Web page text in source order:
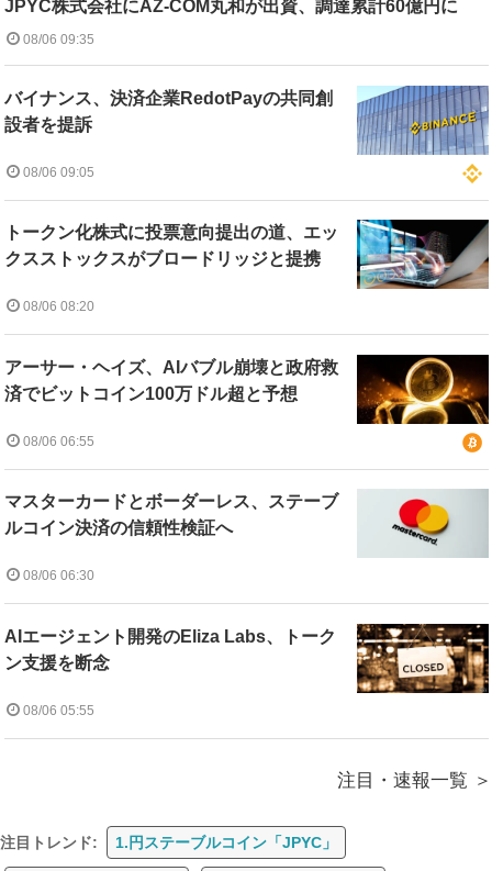
JPYC株式会社にAZ-COM丸和が出資、調達累計60億円に
08/06 09:35
バイナンス、決済企業RedotPayの共同創
設者を提訴
08/06 09:05
トークン化株式に投票意向提出の道、エッ
クスストックスがブロードリッジと提携
08/06 08:20
アーサー・ヘイズ、AIバブル崩壊と政府救
済でビットコイン100万ドル超と予想
08/06 06:55
マスターカードとボーダーレス、ステーブ
ルコイン決済の信頼性検証へ
08/06 06:30
AIエージェント開発のEliza Labs、トーク
ン支援を断念
08/06 05:55
注目・速報一覧
注目トレンド: 1.円ステーブルコイン「JPYC」